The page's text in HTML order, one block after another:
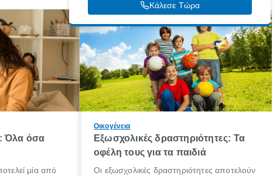
Κάλεσε Τώρα
Όλα όσα
μία από
Οικογένεια
Εξωσχολικές δραστηριότητες: Τα
οφέλη τους για τα παιδιά
Οι εξωσχολικές δραστηριότητες αποτελούν